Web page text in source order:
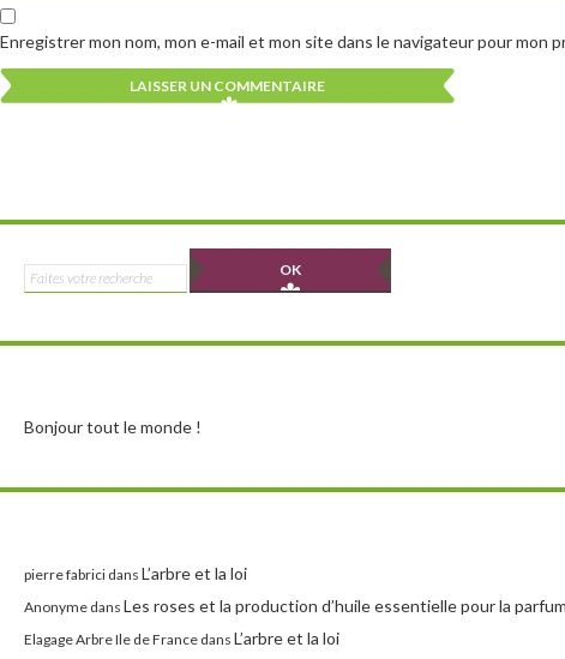
Enregistrer mon nom, mon e-mail et mon site dans le navigateur pour mon
Rechercher :
Bonjour tout le monde !
pierre fabrici dans L’arbre et la loi
Anonyme dans Les roses et la production d’huile essentielle pour la
Elagage Arbre Ile de France dans L’arbre et la loi